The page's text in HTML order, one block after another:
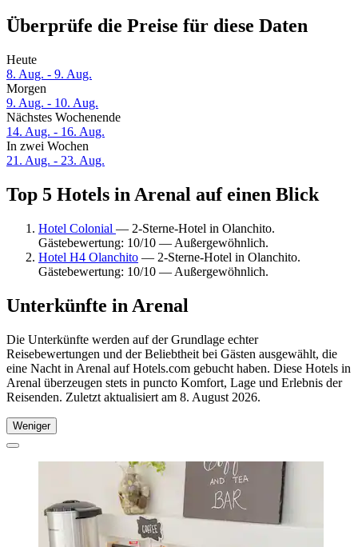
Überprüfe die Preise für diese Daten
Heute
8. Aug. - 9. Aug.
Morgen
9. Aug. - 10. Aug.
Nächstes Wochenende
14. Aug. - 16. Aug.
In zwei Wochen
21. Aug. - 23. Aug.
Top 5 Hotels in Arenal auf einen Blick
Hotel Colonial — 2-Sterne-Hotel in Olanchito.
Gästebewertung: 10/10 — Außergewöhnlich.
Hotel H4 Olanchito — 2-Sterne-Hotel in Olanchito.
Gästebewertung: 10/10 — Außergewöhnlich.
Unterkünfte in Arenal
Die Unterkünfte werden auf der Grundlage echter
Reisebewertungen und der Beliebtheit bei Gästen ausgewählt, die
eine Nacht in Arenal auf Hotels.com gebucht haben. Diese Hotels in
Arenal überzeugen stets in puncto Komfort, Lage und Erlebnis der
Reisenden. Zuletzt aktualisiert am 8. August 2026.
Weniger